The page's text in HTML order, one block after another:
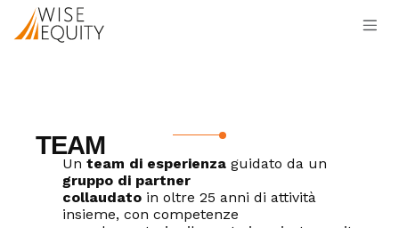
Passa al contenuto
TEAM
Un team di esperienza guidato da un
gruppo di partner
collaudato in oltre 25 anni di attività
insieme, con competenze